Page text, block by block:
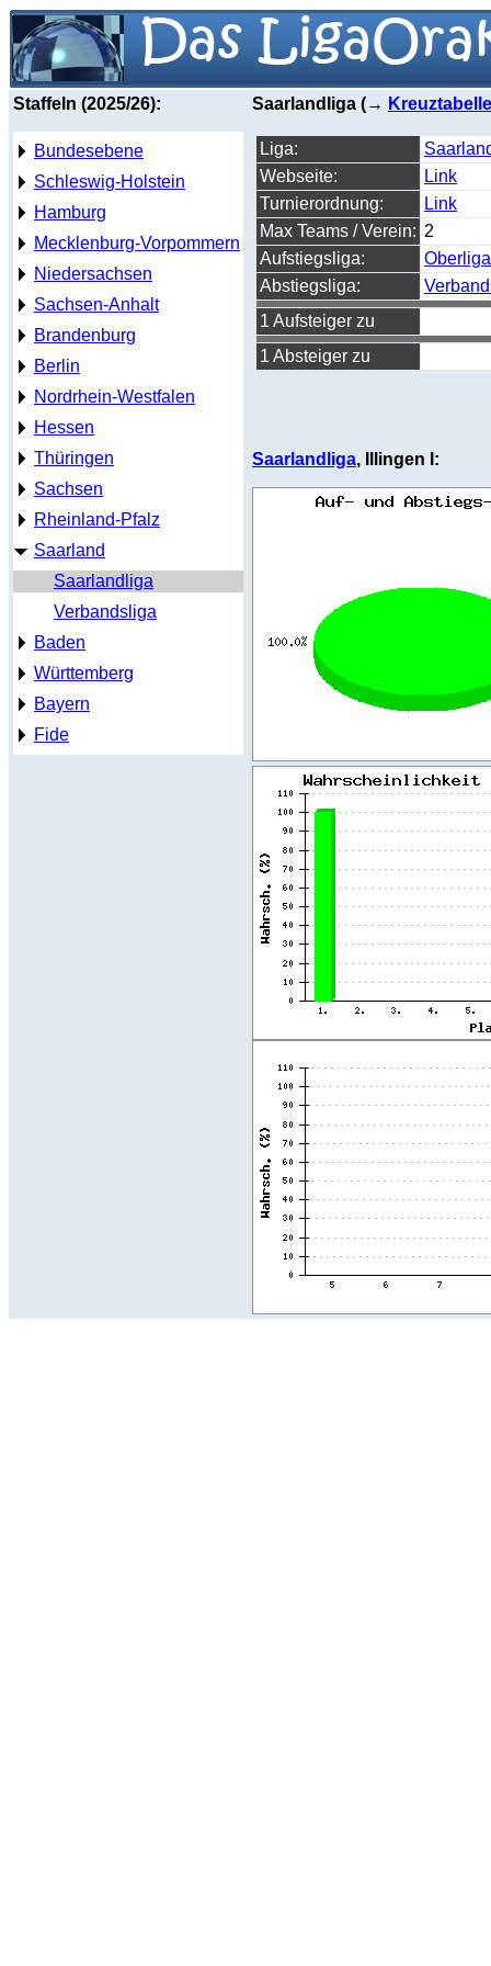
Staffeln (2025/26):
Bundesebene
Schleswig-Holstein
Hamburg
Mecklenburg-Vorpommern
Niedersachsen
Sachsen-Anhalt
Brandenburg
Berlin
Nordrhein-Westfalen
Hessen
Thüringen
Sachsen
Rheinland-Pfalz
Saarland
Saarlandliga
Verbandsliga
Baden
Württemberg
Bayern
Fide
Saarlandliga (→ Kreuztabelle
Liga:
Webseite:
Link
Turnierordnung:
Link
Max Teams / Verein: 2
Aufstiegsliga:
Abstiegsliga:
1 Aufsteiger zu
1 Absteiger zu
Saarlandliga, Illingen I: